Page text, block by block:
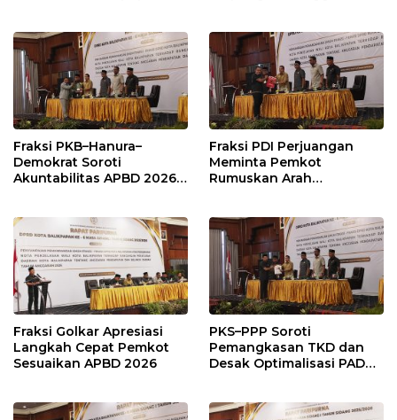
Fraksi PKB–Hanura–
Demokrat Soroti
Akuntabilitas APBD 2026
Modal
Fraksi PDI Perjuangan
Meminta Pemkot
Rumuskan Arah
Penyangga IKN
Fraksi Golkar Apresiasi
Langkah Cepat Pemkot
Sesuaikan APBD 2026
PKS–PPP Soroti
Pemangkasan TKD dan
Desak Optimalisasi PAD